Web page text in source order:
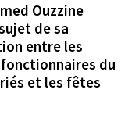
Ouzzine
de sa
entre les
du
et les fêtes